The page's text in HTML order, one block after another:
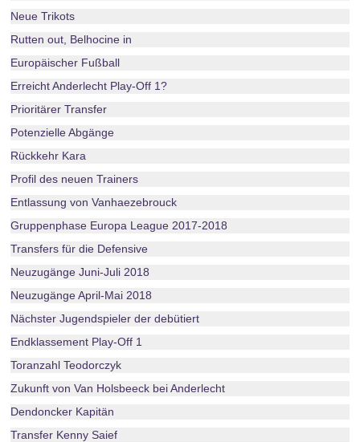
Neue Trikots
Rutten out, Belhocine in
Europäischer Fußball
Erreicht Anderlecht Play-Off 1?
Prioritärer Transfer
Potenzielle Abgänge
Rückkehr Kara
Profil des neuen Trainers
Entlassung von Vanhaezebrouck
Gruppenphase Europa League 2017-2018
Transfers für die Defensive
Neuzugänge Juni-Juli 2018
Neuzugänge April-Mai 2018
Nächster Jugendspieler der debütiert
Endklassement Play-Off 1
Toranzahl Teodorczyk
Zukunft von Van Holsbeeck bei Anderlecht
Dendoncker Kapitän
Transfer Kenny Saief